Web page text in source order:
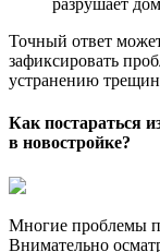
разрушает
Точный ответ
зафиксировать
устранению
Как постараться
в новостройке?
Многие проблемы
Внимательно